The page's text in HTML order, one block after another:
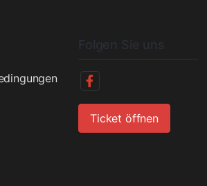
Folgen Sie uns
Ticket öffnen